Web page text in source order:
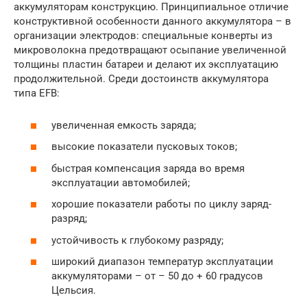
аккумуляторам конструкцию. Принципиальное отличие
конструктивной особенности данного аккумулятора – в
организации электродов: специальные конверты из
микроволокна предотвращают осыпание увеличенной
толщины пластин батареи и делают их эксплуатацию
продолжительной. Среди достоинств аккумулятора
типа EFB:
увеличенная емкость заряда;
высокие показатели пусковых токов;
быстрая компенсация заряда во время
эксплуатации автомобилей;
хорошие показатели работы по циклу заряд-
разряд;
устойчивость к глубокому разряду;
широкий диапазон температур эксплуатации
аккумуляторами – от – 50 до + 60 градусов
Цельсия.